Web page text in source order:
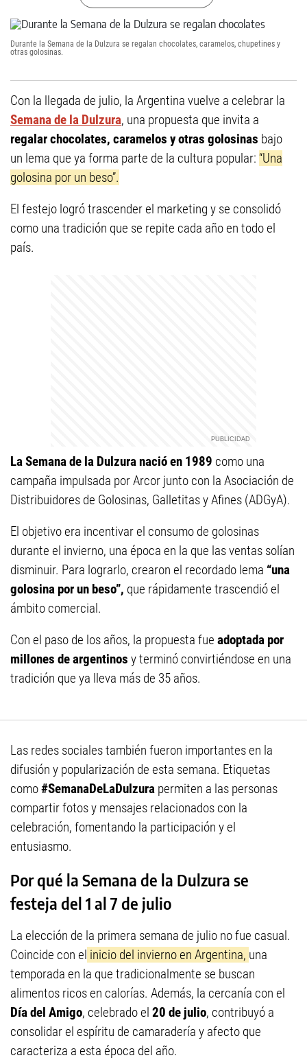
Durante la Semana de la Dulzura se regalan chocolates, caramelos, chupetines y
otras golosinas.
Con la llegada de julio, la Argentina vuelve a celebrar la
Semana de la Dulzura, una propuesta que invita a
regalar chocolates, caramelos y otras golosinas bajo
un lema que ya forma parte de la cultura popular: “Una
golosina por un beso”.
El festejo logró trascender el marketing y se consolidó
como una tradición que se repite cada año en todo el
país.
La Semana de la Dulzura nació en 1989 como una
campaña impulsada por Arcor junto con la Asociación de
Distribuidores de Golosinas, Galletitas y Afines (ADGyA).
El objetivo era incentivar el consumo de golosinas
durante el invierno, una época en la que las ventas solían
disminuir. Para lograrlo, crearon el recordado lema “una
golosina por un beso”, que rápidamente trascendió el
ámbito comercial.
Con el paso de los años, la propuesta fue adoptada por
millones de argentinos y terminó convirtiéndose en una
tradición que ya lleva más de 35 años.
Las redes sociales también fueron importantes en la
difusión y popularización de esta semana. Etiquetas
como#SemanaDeLaDulzura permiten a las personas
compartir fotos y mensajes relacionados con la
celebración, fomentando la participación y el
entusiasmo.
Por qué la Semana de la Dulzura se
festeja del 1 al 7 de julio
La elección de la primera semana de julio no fue casual.
Coincide con el inicio del invierno en Argentina, una
temporada en la que tradicionalmente se buscan
alimentos ricos en calorías. Además, la cercanía con el
Día del Amigo, celebrado el 20 de julio, contribuyó a
consolidar el espíritu de camaradería y afecto que
caracteriza a esta época del año.